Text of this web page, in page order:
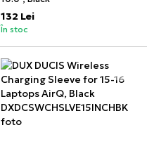
132 Lei
În stoc